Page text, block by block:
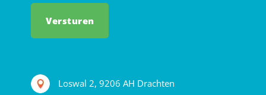
Loswal 2, 9206 AH Drachten